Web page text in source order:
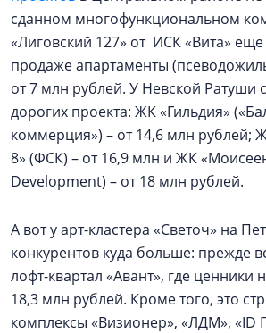
сданном многофункциональном
«Лиговский 127» от ИСК «Вита» еще
продаже апартаменты
от 7 млн рублей. У Невской Ратуши
дорогих проекта: ЖК «Гильдия»
коммерция») – от 14,6 млн рублей;
8» (ФСК) – от 16,9 млн и ЖК
Development) – от 18 млн рублей.
А вот у арт-кластера «Светоч» на
конкурентов куда больше: прежде
лофт-квартал «Авант», где ценники
18,3 млн рублей. Кроме того, это
комплексы «Визионер», «ЛДМ», «ID